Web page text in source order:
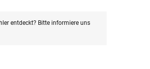
entdeckt? Bitte informiere uns